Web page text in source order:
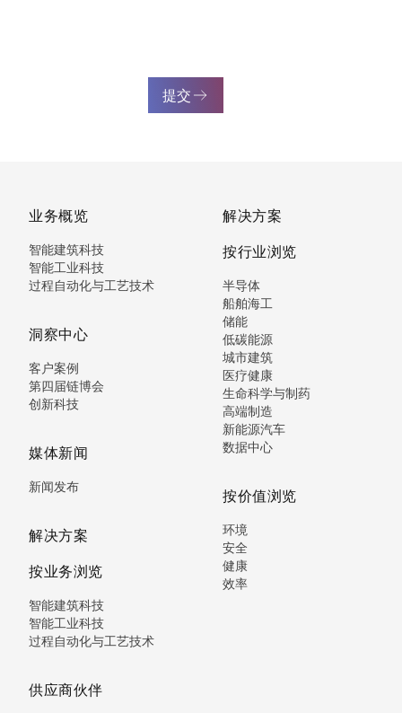
提交
业务概览
智能建筑科技
智能工业科技
过程自动化与工艺技术
洞察中心
客户案例
第四届链博会
创新科技
媒体新闻
新闻发布
解决方案
按业务浏览
智能建筑科技
智能工业科技
过程自动化与工艺技术
供应商伙伴
解决方案
按行业浏览
半导体
船舶海工
储能
低碳能源
城市建筑
医疗健康
生命科学与制药
高端制造
新能源汽车
数据中心
按价值浏览
环境
安全
健康
效率